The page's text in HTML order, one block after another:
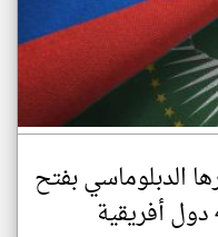
الدبلوماسي بفتح